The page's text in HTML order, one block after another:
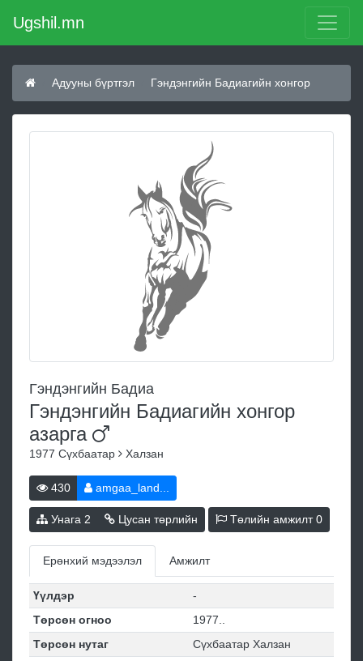
Ugshil.mn
Адууны бүртгэл Гэндэнгийн Бадиагийн хонгор
Гэндэнгийн Бадиа
Гэндэнгийн Бадиагийн хонгор
азарга
1977 Сүхбаатар Халзан
430 amgaa_land...
Унага 2 Цусан төрлийн Төлийн амжилт0
Ерөнхий мэдээлэл Амжилт
Үүлдэр
-
Төрсөн огноо
1977..
Төрсөн нутаг
Сүхбаатар Халзан